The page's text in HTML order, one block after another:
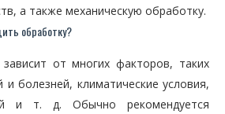
а также механическую обработку.
обработку?
от многих факторов, таких
и болезней, климатические условия,
и т. д. Обычно рекомендуется